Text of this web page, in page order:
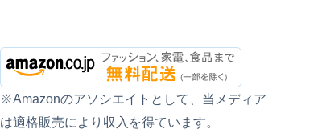
※Amazonのアソシエイトとして、当メディア
は適格販売により収入を得ています。